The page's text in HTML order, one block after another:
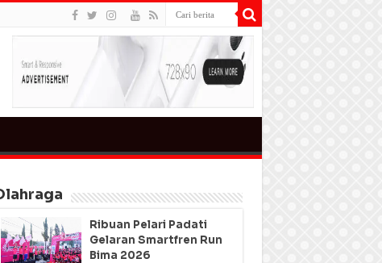
Ribuan Pelari Padati
Gelaran Smartfren Run
Bima 2026